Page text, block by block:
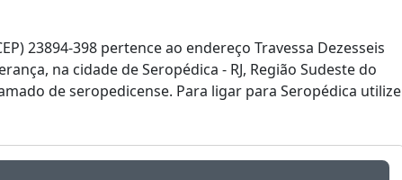
23894-398 pertence ao endereço Travessa Dezesseis
na cidade de Seropédica - RJ, Região Sudeste do
de seropedicense. Para ligar para Seropédica utilize